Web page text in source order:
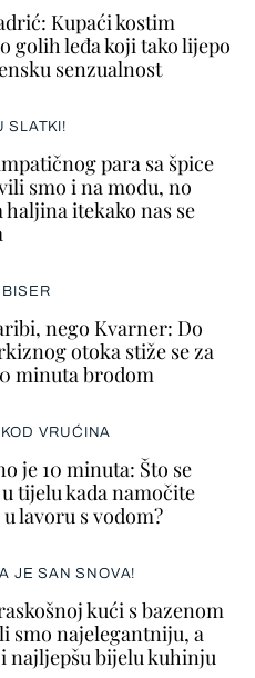
Kupaći kostim
golih leđa koji tako lijepo
senzualnost
SLATKI!
para sa špice
smo i na modu, no
haljina itekako nas se
BISER
nego Kvarner: Do
otoka stiže se za
minuta brodom
VRUĆINA
je 10 minuta: Što se
tijelu kada namočite
lavoru s vodom?
JE SAN SNOVA!
kući s bazenom
smo najelegantniju, a
najljepšu bijelu kuhinju